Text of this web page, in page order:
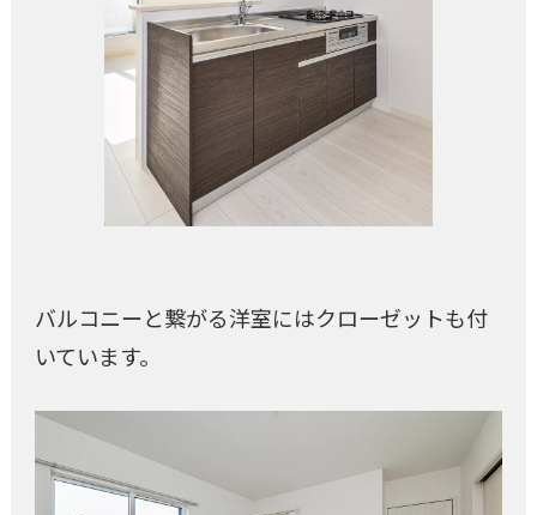
バルコニーと繋がる洋室にはクローゼットも付
いています。